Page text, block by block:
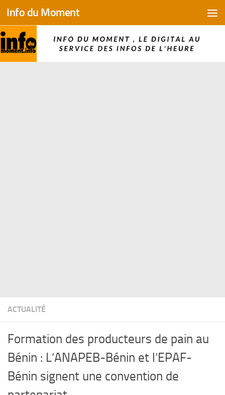
Skip to content
Info du Moment
ACTUALITÉ
Formation des producteurs de pain au
Bénin : L’ANAPEB-Bénin et l’EPAF-
Bénin signent une convention de